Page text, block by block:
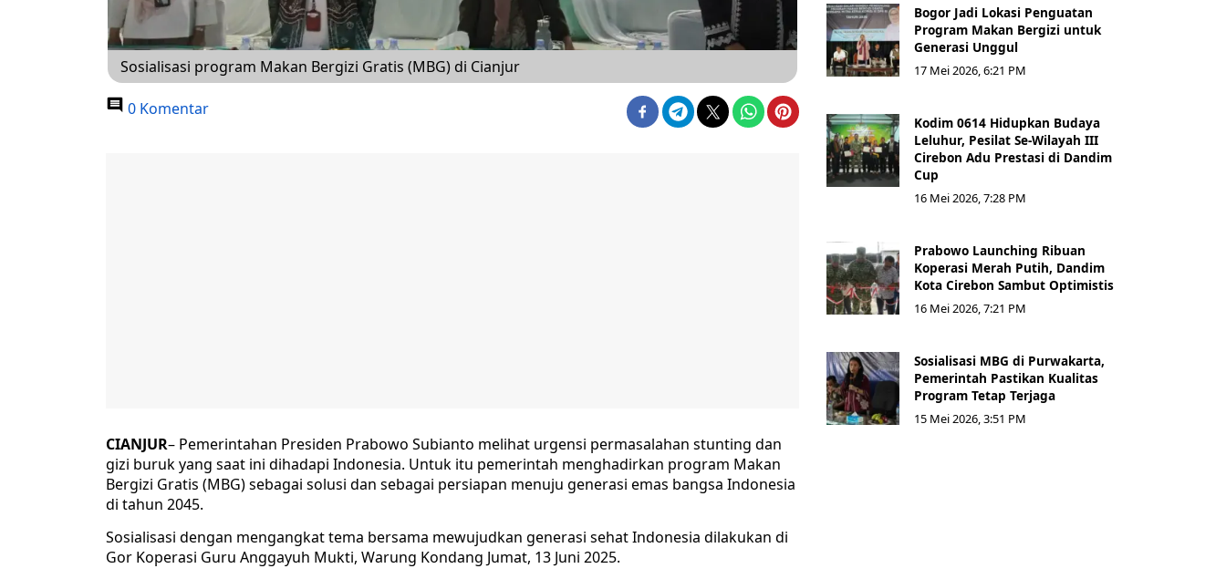
Sosialisasi program Makan Bergizi Gratis (MBG) di Cianjur
0 Komentar
CIANJUR– Pemerintahan Presiden Prabowo Subianto melihat urgensi permasalahan stunting dan
gizi buruk yang saat ini dihadapi Indonesia. Untuk itu pemerintah menghadirkan program Makan
Bergizi Gratis (MBG) sebagai solusi dan sebagai persiapan menuju generasi emas bangsa Indonesia
di tahun 2045.
Sosialisasi dengan mengangkat tema bersama mewujudkan generasi sehat Indonesia dilakukan di
Gor Koperasi Guru Anggayuh Mukti, Warung Kondang Jumat, 13 Juni 2025.
Bogor Jadi Lokasi Penguatan
Program Makan Bergizi untuk
Generasi Unggul
17 Mei 2026, 6:21 PM
Kodim 0614 Hidupkan Budaya
Leluhur, Pesilat Se-Wilayah III
Cirebon Adu Prestasi di Dandim
Cup
16 Mei 2026, 7:28 PM
Prabowo Launching Ribuan
Koperasi Merah Putih, Dandim
Kota Cirebon Sambut Optimistis
16 Mei 2026, 7:21 PM
Sosialisasi MBG di Purwakarta,
Pemerintah Pastikan Kualitas
Program Tetap Terjaga
15 Mei 2026, 3:51 PM